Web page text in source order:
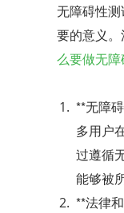
无障碍性
要的意义
么要做无障
**无障
多用户
过遵循
能够被
**法律